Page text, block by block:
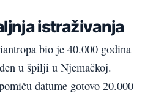
istraživanja
bio je 40.000 godina
u špilji u Njemačkoj.
datume gotovo 20.000